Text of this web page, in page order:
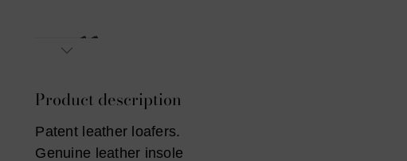
Product description
Patent leather loafers.
Genuine leather insole